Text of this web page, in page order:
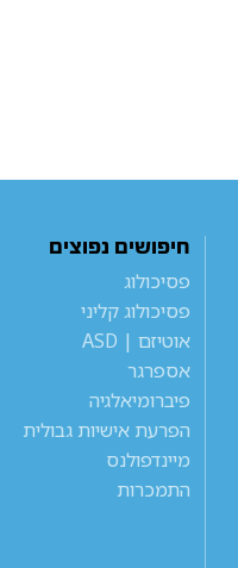
חיפושים נפוצים
פסיכולוג
פסיכולוג קליני
אוטיזם | ASD
אספרגר
פיברומיאלגיה
הפרעת אישיות גבולית
מיינדפולנס
התמכרות